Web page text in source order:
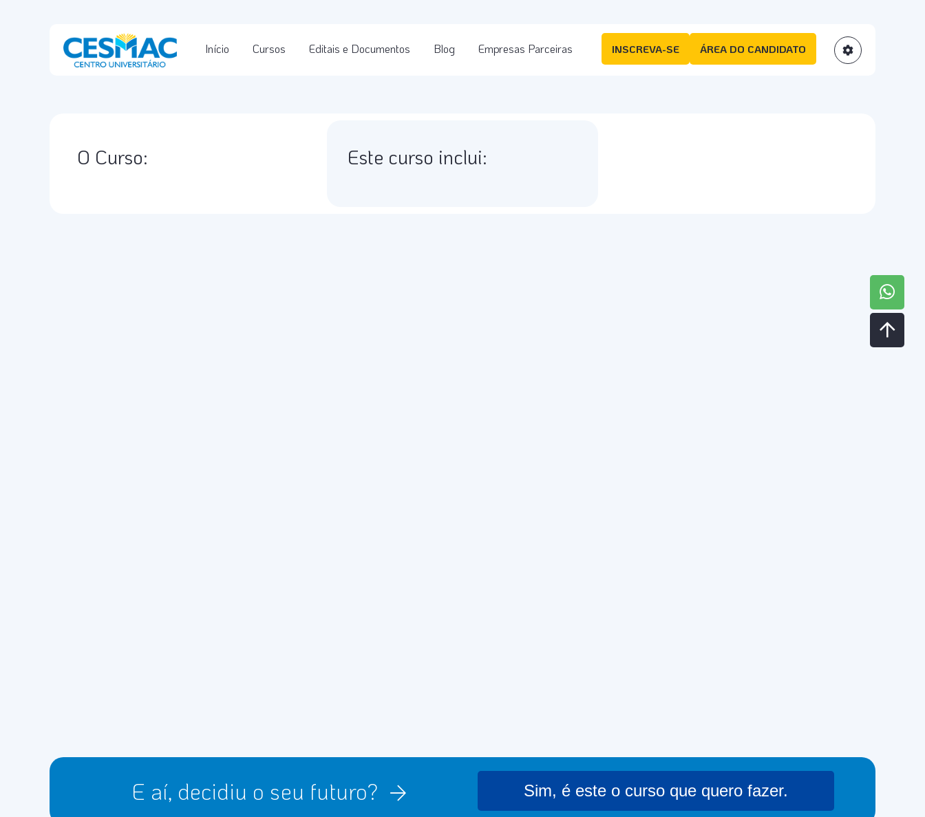
Início Cursos Editais e Documentos Blog Empresas Parceiras INSCREVA-SE ÁREA DO CANDIDATO
O Curso: Este curso inclui:
E aí, decidiu o seu futuro? Sim, é este o curso que quero fazer.